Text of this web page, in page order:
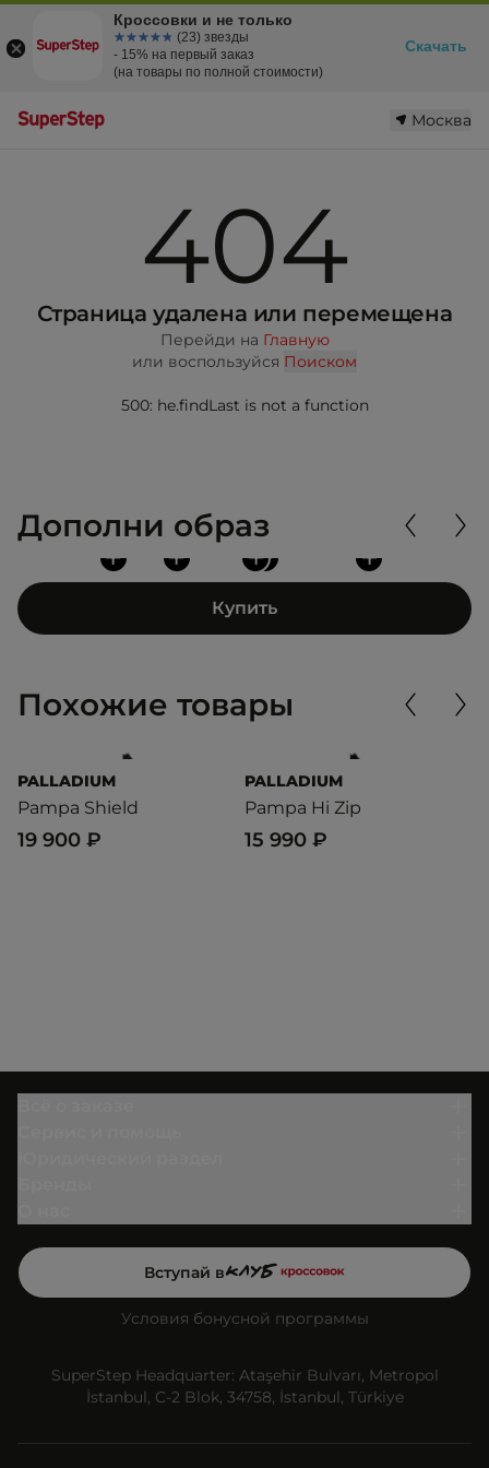
Москва
404
Страница удалена или перемещена
Перейди на Главную
или воспользуйся Поиском
500: he.findLast is not a function
Дополни образ
+
+
+ + +
Купить
Похожие товары
PALLADIUM
Pampa Shield
19 900 ₽
PALLADIUM
Pampa Hi Zip
15 990 ₽
Вступай в
Условия бонусной программы
SuperStep Headquarter: Ataşehir Bulvarı, Metropol
İstanbul, C-2 Blok, 34758, İstanbul, Türkiye
Кроссовки и не только
☆☆☆☆☆
★★★★★ (23) звезды
- 15% на первый заказ
(на товары по полной стоимости)
Скачать